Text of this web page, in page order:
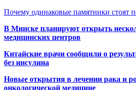
Почему одинаковые памятники стоят
В Минске планируют открыть
медицинских центров
Китайские врачи сообщили о
без инсулина
Новые открытия в лечении рака и
онкологической медицине